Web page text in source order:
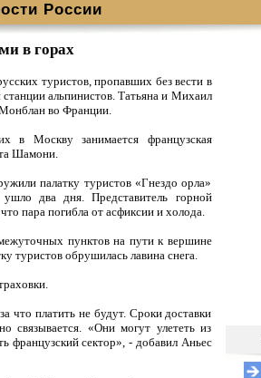
России
в горах
туристов, пропавших без вести в
альпинистов. Татьяна и Михаил
во Франции.
в Москву занимается французская
Шамони.
палатку туристов «Гнездо орла»
два дня. Представитель горной
пара погибла от асфиксии и холода.
пунктов на пути к вершине
туристов обрушилась лавина снега.
что платить не будут. Сроки доставки
связывается. «Они могут улететь из
французский сектор», - добавил Аньес